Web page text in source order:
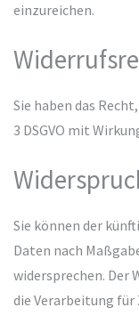
einzureichen.
Sie haben das
3 DSGVO mit
Sie können der
Daten nach
widersprechen. Der
die Verarbeitung